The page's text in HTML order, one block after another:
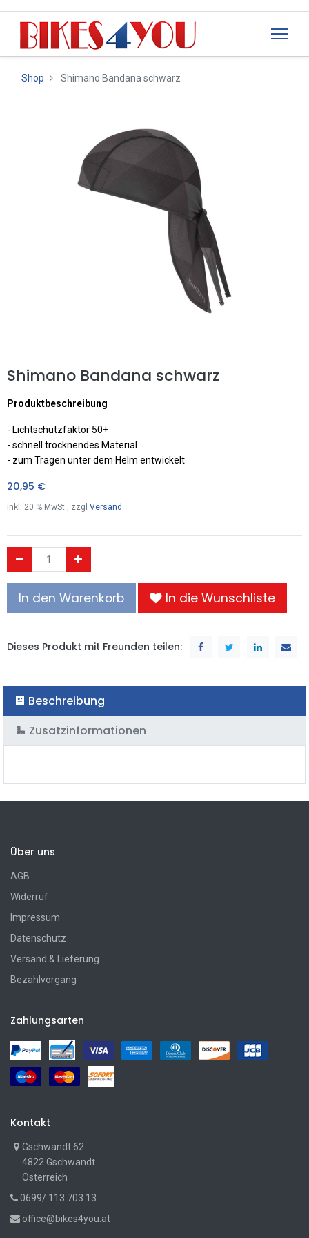
Shop Shimano Bandana schwarz
Shimano Bandana schwarz
Produktbeschreibung
- Lichtschutzfaktor 50+
- schnell trocknendes Material
- zum Tragen unter dem Helm entwickelt
20,95 €
inkl. 20 % MwSt., zzgl Versand
In den Warenkorb In die Wunschliste
Dieses Produkt mit Freunden teilen:
Beschreibung
Zusatzinformationen
Über uns
AGB
Widerruf
Impressum
Datenschutz
Versand & Lieferung
Bezahlvorgang
Zahlungsarten
Kontakt
Gschwandt 62
4822 Gschwandt
Österreich
0699/ 113 703 13
office@bikes4you.at